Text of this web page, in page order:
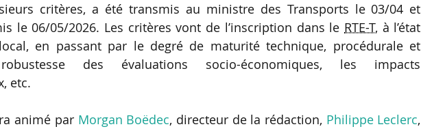
critères, a été transmis au ministre des Transports le 03/04 et
le 06/05/2026. Les critères vont de l’inscription dans le RTE-T, à l’état
en passant par le degré de maturité technique, procédurale et
des évaluations socio-économiques, les impacts
etc.
animé par Morgan Boëdec, directeur de la rédaction, Philippe Leclerc,